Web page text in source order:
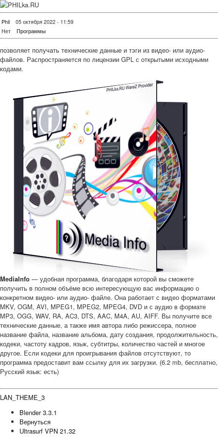
Phil
05 октября 2022 - 11:59
Нет
Программы
позволяет получать технические данные и тэги из видео- или аудио-
файлов. Распространяется по лицензии GPL с открытыми исходными
кодами.
MediaInfo — удобная программа, благодаря которой вы сможете
получить в полном объёме всю интересующую вас информацию о
конкретном видео- или аудио- файле. Она работает с видео форматами
MKV, OGM, AVI, MPEG1, MPEG2, MPEG4, DVD и с аудио в формате
MP3, OGG, WAV, RA, AC3, DTS, AAC, M4A, AU, AIFF. Вы получите все
технические данные, а также имя автора либо режиссера, полное
название файла, название альбома, дату создания, продолжительность,
кодеки, частоту кадров, язык, субтитры, количество частей и многое
другое. Если кодеки для проигрывания файлов отсутствуют, то
программа предоставит вам ссылку для их загрузки. (6.2 mb, бесплатно,
Русский язык: есть)
LAN_THEME_3
Blender 3.3.1
Вернуться
Ultrasurf VPN 21.32